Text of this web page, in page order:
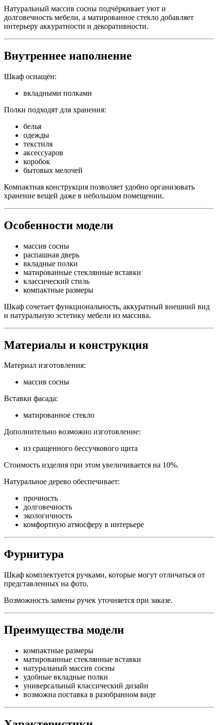
Натуральный массив сосны подчёркивает уют и
долговечность мебели, а матированное стекло добавляет
интерьеру аккуратности и декоративности.
Внутреннее наполнение
Шкаф оснащён:
вкладными полками
Полки подходят для хранения:
белья
одежды
текстиля
аксессуаров
коробок
бытовых мелочей
Компактная конструкция позволяет удобно организовать
хранение вещей даже в небольшом помещении.
Особенности модели
массив сосны
распашная дверь
вкладные полки
матированные стеклянные вставки
классический стиль
компактные размеры
Шкаф сочетает функциональность, аккуратный внешний вид
и натуральную эстетику мебели из массива.
Материалы и конструкция
Материал изготовления:
массив сосны
Вставки фасада:
матированное стекло
Дополнительно возможно изготовление:
из сращенного бессучкового щита
Стоимость изделия при этом увеличивается на 10%.
Натуральное дерево обеспечивает:
прочность
долговечность
экологичность
комфортную атмосферу в интерьере
Фурнитура
Шкаф комплектуется ручками, которые могут отличаться от
представленных на фото.
Возможность замены ручек уточняется при заказе.
Преимущества модели
компактные размеры
матированные стеклянные вставки
натуральный массив сосны
удобные вкладные полки
универсальный классический дизайн
возможна поставка в разобранном виде